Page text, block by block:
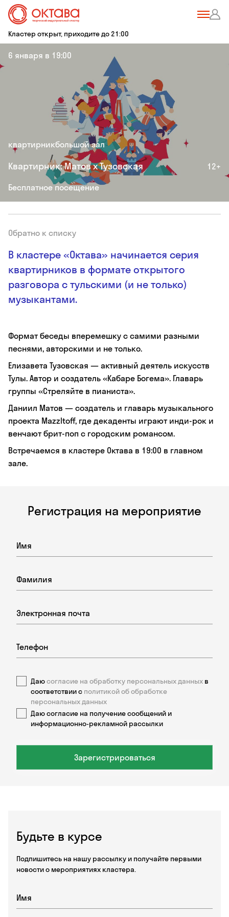
Кластер открыт, приходите до 21:00
6 января в 19:00
квартирникбольшой зал
Квартирник: Матов х Тузовская 12+
Бесплатное посещение
Будьте в курсе
Подпишитесь на нашу рассылку и получайте первыми
новости о мероприятиях кластера.
В кластере «Октава» начинается серия
квартирников в формате открытого
разговора с тульскими (и не только)
музыкантами.
Формат беседы вперемешку с самими разными
песнями, авторскими и не только.
Елизавета Тузовская — активный деятель искусств
Тулы. Автор и создатель «Кабаре Богема». Главарь
группы «Стреляйте в пианиста».
Даниил Матов — создатель и главарь музыкального
проекта Mazzltoff, где декаденты играют инди-рок и
венчают брит-поп с городским романсом.
Встречаемся в кластере Октава в 19:00 в главном
зале.
Обратно к списку
Регистрация на мероприятие
Даюсогласие на обработку персональных данных в
соответствии с политикой об обработке
персональных данных
Даю согласие на получение сообщений и
информационно-рекламной рассылки
Зарегистрироваться